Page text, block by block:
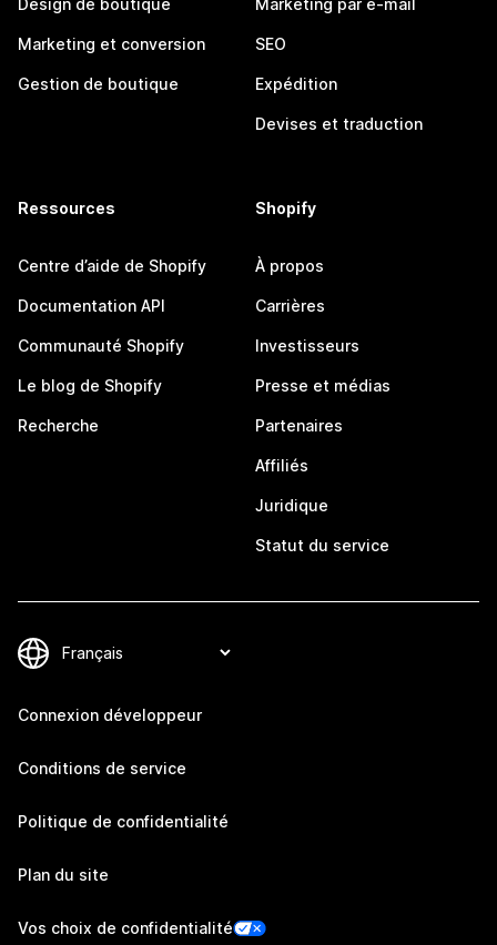
Design de boutique
Marketing et conversion
Gestion de boutique
Marketing par e-mail
SEO
Expédition
Devises et traduction
Ressources
Centre d’aide de Shopify
Documentation API
Communauté Shopify
Le blog de Shopify
Recherche
Shopify
À propos
Carrières
Investisseurs
Presse et médias
Partenaires
Affiliés
Juridique
Statut du service
Connexion développeur
Conditions de service
Politique de confidentialité
Plan du site
Vos choix de confidentialité